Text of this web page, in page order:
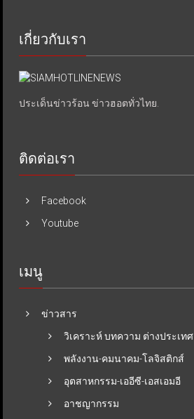
เกี่ยวกับเรา
ประเด็นข่าวร้อน ข่าวฮอตทั่วไทย.
ติดต่อเรา
Facebook
Youtube
เมนู
ข่าวสาร
วิเคราะห์ บทความ ต่างประเทศ
พลังงาน-คมนาคม-โลจิสติกส์
อุตสาหกรรม-เออีซี-เอสเอมอี
อาชญากรรม